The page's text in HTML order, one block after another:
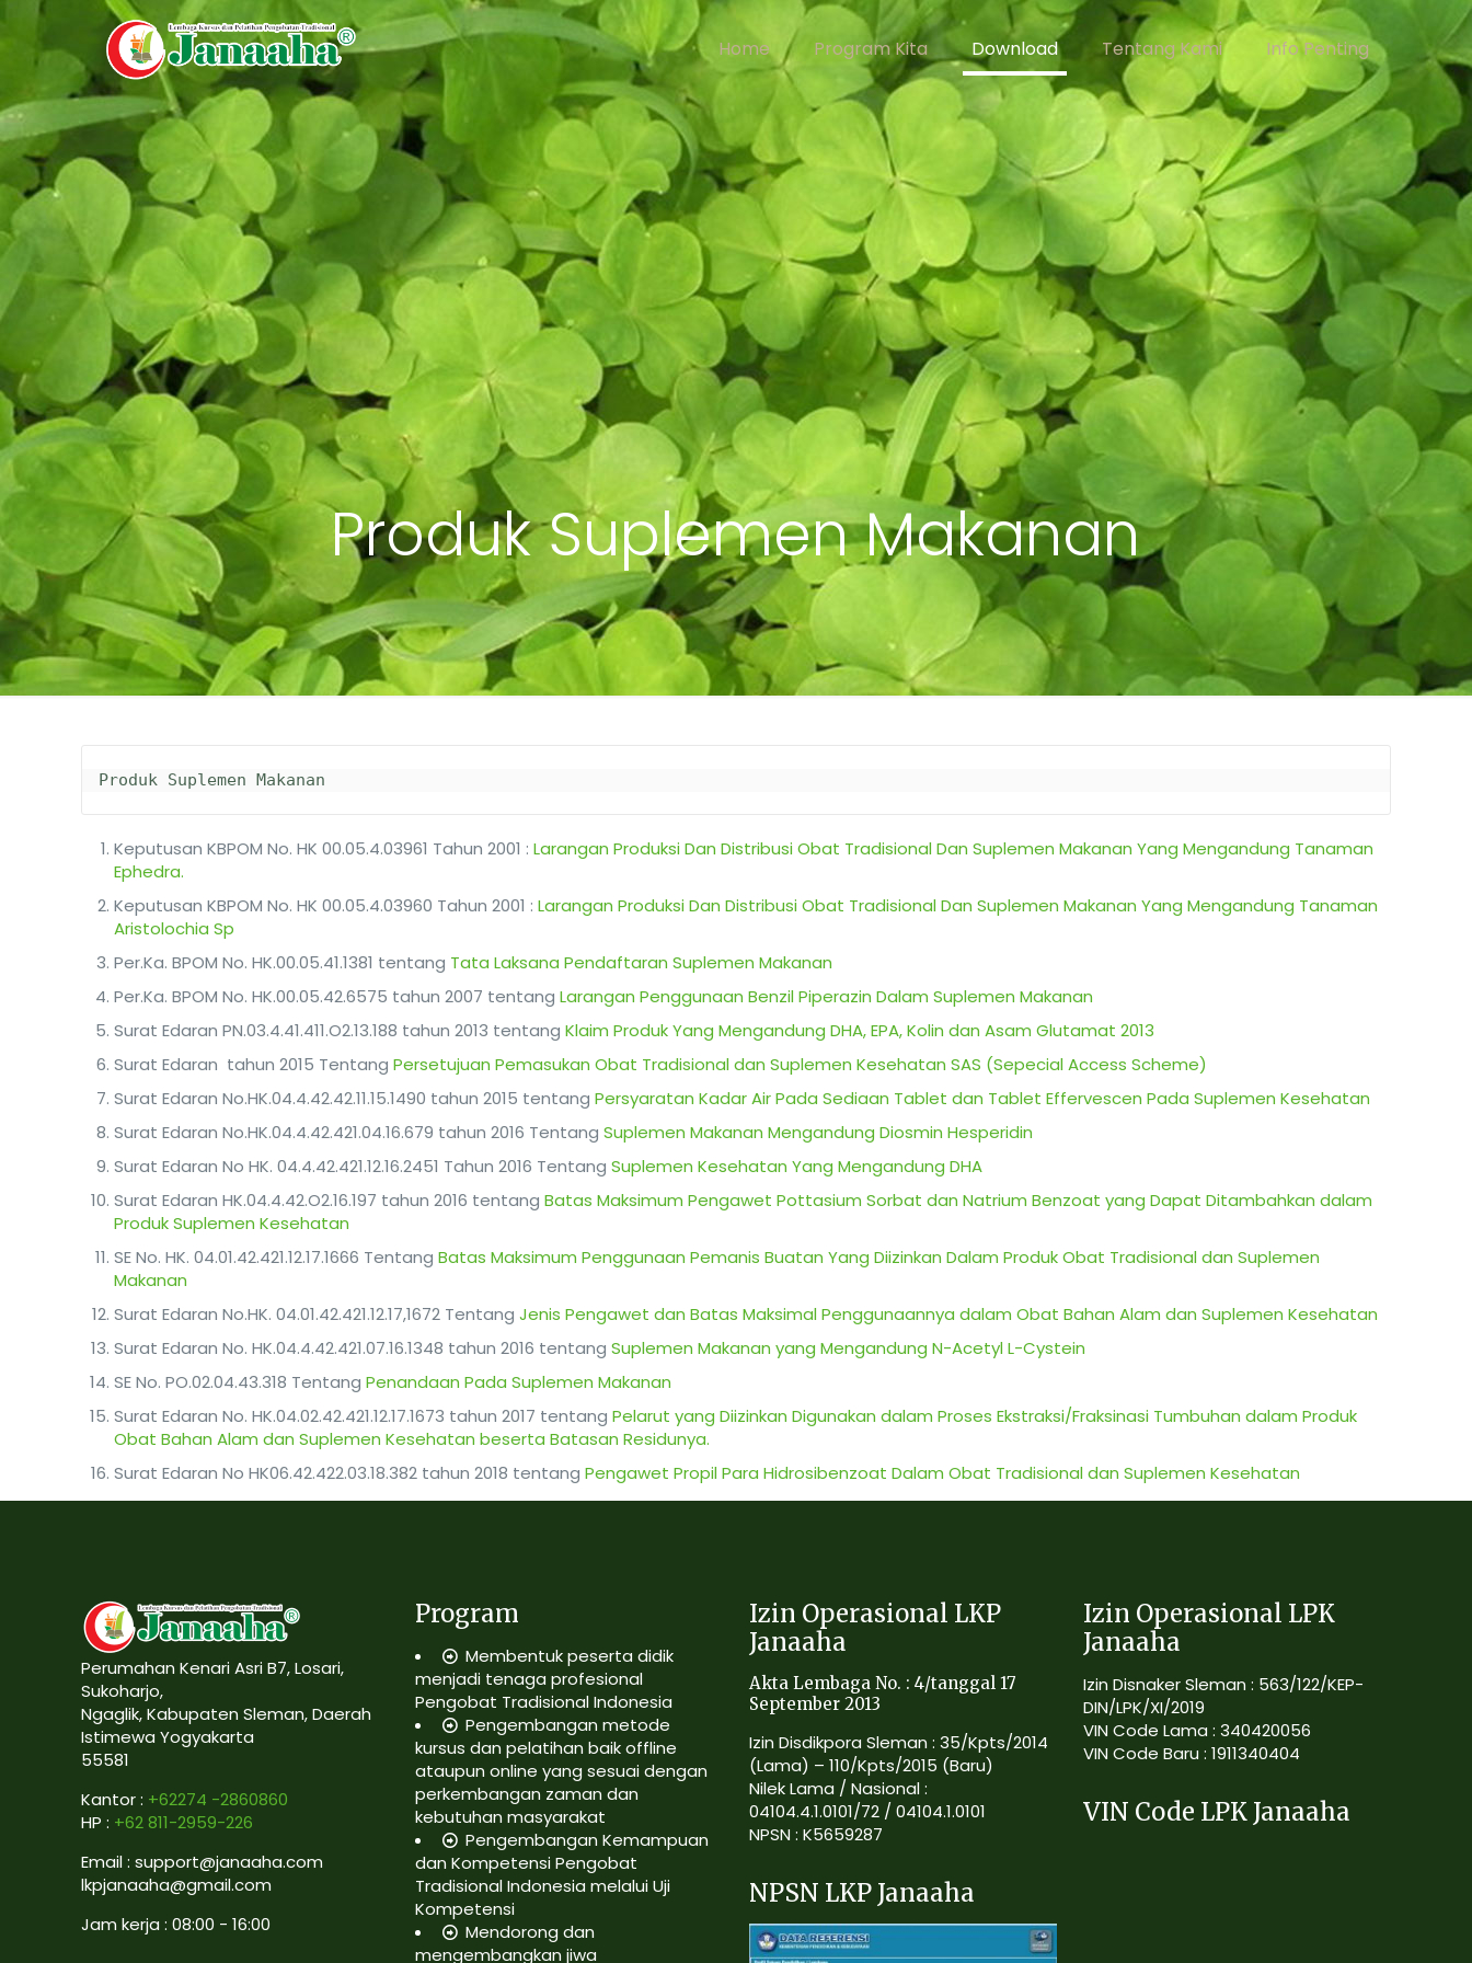
Home Program Kita Download Tentang Kami Info Penting
Produk Suplemen Makanan
Produk Suplemen Makanan
Keputusan KBPOM No. HK 00.05.4.03961 Tahun 2001 :Larangan Produksi Dan Distribusi Obat Tradisional Dan Suplemen Makanan Yang Mengandung Tanaman
Ephedra.
Keputusan KBPOM No. HK 00.05.4.03960 Tahun 2001 :Larangan Produksi Dan Distribusi Obat Tradisional Dan Suplemen Makanan Yang Mengandung Tanaman
Aristolochia Sp
Per.Ka. BPOM No. HK.00.05.41.1381 tentang Tata Laksana Pendaftaran Suplemen Makanan
Per.Ka. BPOM No. HK.00.05.42.6575 tahun 2007 tentangLarangan Penggunaan Benzil Piperazin Dalam Suplemen Makanan
Surat Edaran PN.03.4.41.411.O2.13.188 tahun 2013 tentangKlaim Produk Yang Mengandung DHA, EPA, Kolin dan Asam Glutamat 2013
Surat Edaran tahun 2015 TentangPersetujuan Pemasukan Obat Tradisional dan Suplemen Kesehatan SAS (Sepecial Access Scheme)
Surat Edaran No.HK.04.4.42.42.11.15.1490 tahun 2015 tentangPersyaratan Kadar Air Pada Sediaan Tablet dan Tablet Effervescen Pada Suplemen Kesehatan
Surat Edaran No.HK.04.4.42.421.04.16.679 tahun 2016 TentangSuplemen Makanan Mengandung Diosmin Hesperidin
Surat Edaran No HK. 04.4.42.421.12.16.2451 Tahun 2016 TentangSuplemen Kesehatan Yang Mengandung DHA
Surat Edaran HK.04.4.42.O2.16.197 tahun 2016 tentangBatas Maksimum Pengawet Pottasium Sorbat dan Natrium Benzoat yang Dapat Ditambahkan dalam
Produk Suplemen Kesehatan
SE No. HK. 04.01.42.421.12.17.1666 TentangBatas Maksimum Penggunaan Pemanis Buatan Yang Diizinkan Dalam Produk Obat Tradisional dan Suplemen
Makanan
Surat Edaran No.HK. 04.01.42.421.12.17,1672 TentangJenis Pengawet dan Batas Maksimal Penggunaannya dalam Obat Bahan Alam dan Suplemen Kesehatan
Surat Edaran No. HK.04.4.42.421.07.16.1348 tahun 2016 tentangSuplemen Makanan yang Mengandung N-Acetyl L-Cystein
SE No. PO.02.04.43.318 TentangPenandaan Pada Suplemen Makanan
Surat Edaran No. HK.04.02.42.421.12.17.1673 tahun 2017 tentangPelarut yang Diizinkan Digunakan dalam Proses Ekstraksi/Fraksinasi Tumbuhan dalam Produk
Obat Bahan Alam dan Suplemen Kesehatan beserta Batasan Residunya.
Surat Edaran No HK06.42.422.03.18.382 tahun 2018 tentangPengawet Propil Para Hidrosibenzoat Dalam Obat Tradisional dan Suplemen Kesehatan
Perumahan Kenari Asri B7, Losari,
Sukoharjo,
Ngaglik, Kabupaten Sleman, Daerah
Istimewa Yogyakarta
55581
Kantor : +62274 -2860860
HP : +62 811-2959-226
Email : support@janaaha.com
lkpjanaaha@gmail.com
Jam kerja : 08:00 - 16:00
Program
Membentuk peserta didik
menjadi tenaga profesional
Pengobat Tradisional Indonesia
Pengembangan metode
kursus dan pelatihan baik offline
ataupun online yang sesuai dengan
perkembangan zaman dan
kebutuhan masyarakat
Pengembangan Kemampuan
dan Kompetensi Pengobat
Tradisional Indonesia melalui Uji
Kompetensi
Mendorong dan
mengembangkan jiwa
Izin Operasional LKP
Janaaha
Akta Lembaga No. : 4/tanggal 17
September 2013
Izin Disdikpora Sleman : 35/Kpts/2014
(Lama) – 110/Kpts/2015 (Baru)
Nilek Lama / Nasional :
04104.4.1.0101/72 / 04104.1.0101
NPSN : K5659287
NPSN LKP Janaaha
Izin Operasional LPK
Janaaha
Izin Disnaker Sleman : 563/122/KEP-
DIN/LPK/XI/2019
VIN Code Lama : 340420056
VIN Code Baru : 1911340404
VIN Code LPK Janaaha